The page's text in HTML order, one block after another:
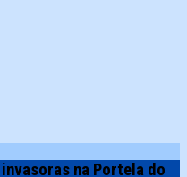
na Portela do